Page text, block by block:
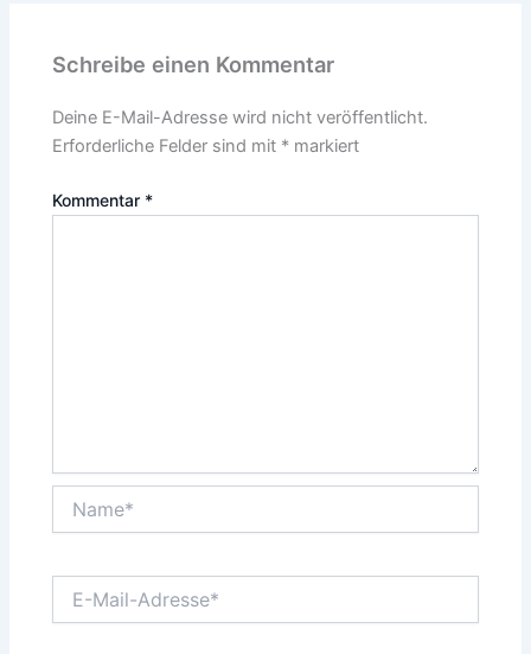
Schreibe einen Kommentar
Deine E-Mail-Adresse wird nicht veröffentlicht.
Erforderliche Felder sind mit * markiert
Kommentar *
Mail-